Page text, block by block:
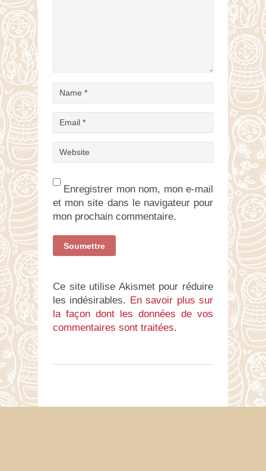
Enregistrer mon nom, mon e-mail
et mon site dans le navigateur pour
mon prochain commentaire.
Ce site utilise Akismet pour réduire
les indésirables. En savoir plus sur
la façon dont les données de vos
commentaires sont traitées.